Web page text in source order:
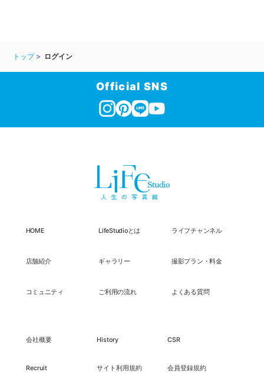
トップ ログイン
Official SNS
HOME LifeStudioとは ライフチャンネル
店舗紹介 ギャラリー 撮影プラン・料金
コミュニティ ご利用の流れ よくある質問
会社概要 History CSR
Recruit サイト利用規約 会員登録規約